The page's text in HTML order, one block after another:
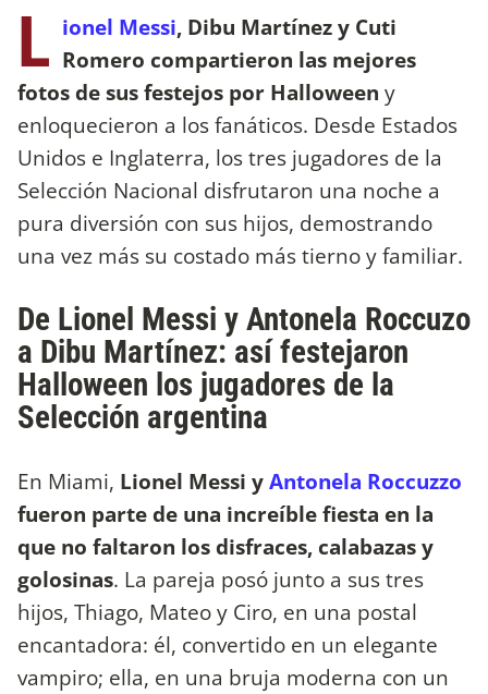
L ionel Messi, Dibu Martínez y Cuti
Romero compartieron las mejores
fotos de sus festejos por Halloween y
enloquecieron a los fanáticos. Desde Estados
Unidos e Inglaterra, los tres jugadores de la
Selección Nacional disfrutaron una noche a
pura diversión con sus hijos, demostrando
una vez más su costado más tierno y familiar.
De Lionel Messi y Antonela Roccuzo
a Dibu Martínez: así festejaron
Halloween los jugadores de la
Selección argentina
En Miami, Lionel Messi yAntonela Roccuzzo
fueron parte de una increíble fiesta en la
que no faltaron los disfraces, calabazas y
golosinas. La pareja posó junto a sus tres
hijos, Thiago, Mateo y Ciro, en una postal
encantadora: él, convertido en un elegante
vampiro; ella, en una bruja moderna con un